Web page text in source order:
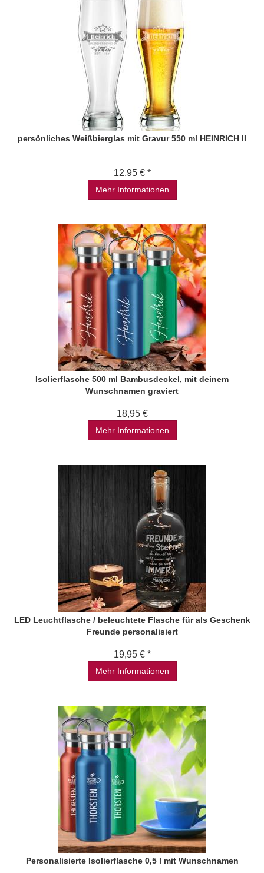
persönliches Weißbierglas mit Gravur 550 ml HEINRICH II
12,95 € *
Mehr Informationen
Isolierflasche 500 ml Bambusdeckel, mit deinem
Wunschnamen graviert
18,95 €
Mehr Informationen
LED Leuchtflasche / beleuchtete Flasche für als Geschenk
Freunde personalisiert
19,95 € *
Mehr Informationen
Personalisierte Isolierflasche 0,5 l mit Wunschnamen